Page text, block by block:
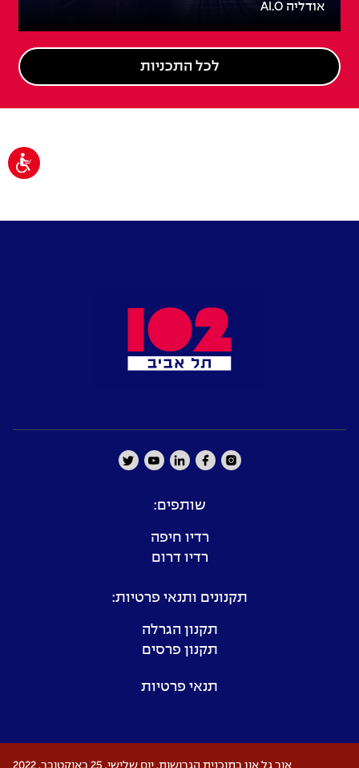
אודליה AI.O
לכל התכניות
שותפים:
רדיו חיפה
רדיו דרום
תקנונים ותנאי פרטיות:
תקנון הגרלה
תקנון פרסים
תנאי פרטיות
אור גל און בתוכנית הגרושות, יום שלישי, 25 באוקטובר, 2022